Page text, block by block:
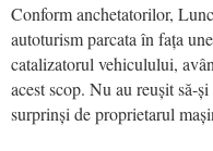
Conform anchetatorilor,
autoturism parcata în fața
catalizatorul vehiculului,
acest scop. Nu au reușit să-
surprinși de proprietarul